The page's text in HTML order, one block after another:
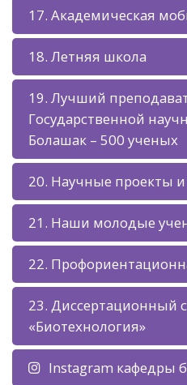
17. Академическая
18. Летняя школа
19. Лучший
Государственной
Болашак – 500 ученых
20. Научные проекты
21. Наши молодые
22.
23. Диссертационный
«Биотехнология»
Instagram кафедры